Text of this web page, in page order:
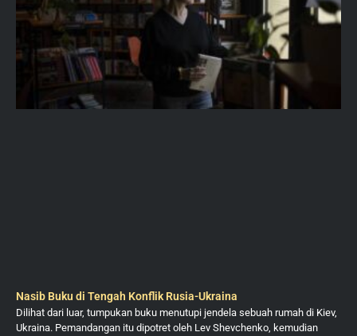
Nasib Buku di Tengah Konflik Rusia-Ukraina
Dilihat dari luar, tumpukan buku menutupi jendela sebuah rumah di Kiev,
Ukraina. Pemandangan itu dipotret oleh Lev Shevchenko, kemudian